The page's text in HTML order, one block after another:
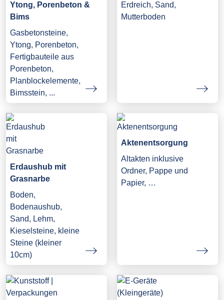
Ytong, Porenbeton &
Bims
Gasbetonsteine,
Ytong, Porenbeton,
Fertigbauteile aus
Porenbeton,
Planblockelemente,
Bimsstein, ...
Erdreich, Sand,
Mutterboden
Erdaushub mit
Grasnarbe
Boden,
Bodenaushub,
Sand, Lehm,
Kieselsteine, kleine
Steine (kleiner
10cm)
Aktenentsorgung
Altakten inklusive
Ordner, Pappe und
Papier, …